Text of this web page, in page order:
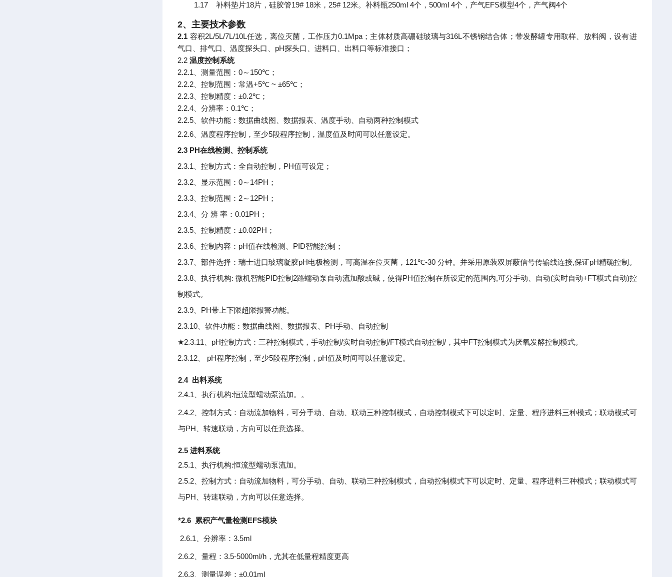
1.17 补料垫片18片，硅胶管19# 18米，25# 12米。补料瓶250ml 4个，500ml 4个，产气EFS模型4个，产气阀4个
2、主要技术参数
2.1 容积2L/5L/7L/10L任选，离位灭菌，工作压力0.1Mpa ；主体材质高硼硅玻璃与316L不锈钢结合体；带发酵罐专用取样、放料阀，设有进
气口、排气口、温度探头口、 pH探头口、进料口、出料口等标准接口；
2.2温度控制系统
2.2.1 、测量范围：0～ 150℃ ；
2.2.2 、控制范围：常温+5℃ ~ ±65℃ ；
2.2.3 、控制精度：±0.2℃ ；
2.2.4 、分辨率：0.1℃ ；
2.2.5 、软件功能：数据曲线图、数据报表、温度手动、自动两种控制模式
2.2.6 、温度程序控制，至少5段程序控制，温度值及时间可以任意设定。
2.3 PH在线检测、控制系统
2.3.1 、控制方式：全自动控制， PH值可设定；
2.3.2 、显示范围：0～ 14PH ；
2.3.3 、控制范围： 2～ 12PH ；
2.3.4 、分 辨 率：0.01PH ；
2.3.5 、控制精度：±0.02PH ；
2.3.6 、控制内容： pH值在线检测、 PID智能控制；
2.3.7 、部件选择：瑞士进口玻璃凝胶pH电极检测，可高温在位灭菌， 121℃-30分钟。并采用原装双屏蔽信号传输线连接,保证pH精确控制。
2.3.8 、执行机构: 微机智能PID控制 2路蠕动泵自动流加酸或碱，使得PH值控制在所设定的范围内,可分手动、自动(实时自动+FT模式自动)控
制模式。
2.3.9 PH带上下限超限报警功能。
2.3.10 、软件功能：数据曲线图、数据报表、 PH手动、自动控制
★2.3.11 pH控制方式：三种控制模式，手动控制/实时自动控制/FT模式自动控制/ ，其中FT控制模式为厌氧发酵控制模式。
2.3.12 pH程序控制，至少5段程序控制， pH值及时间可以任意设定。
2.4 出料系统
2.4.1 、执行机构:恒流型蠕动泵流加。。
2.4.2 、控制方式：自动流加物料，可分手动、自动、联动三种控制模式，自动控制模式下可以定时、定量、程序进料三种模式；联动模式可
与PH 、转速联动，方向可以任意选择。
2.5进料系统
2.5.1 、执行机构:恒流型蠕动泵流加。
2.5.2 、控制方式：自动流加物料，可分手动、自动、联动三种控制模式，自动控制模式下可以定时、定量、程序进料三种模式；联动模式可
与PH 、转速联动，方向可以任意选择。
*2.6 累积产气量检测 EFS模块
2.6.1、分辨率：3.5ml
2.6.2、量程：3.5-5000ml/h ，尤其在低量程精度更高
2.6.3、测量误差：±0.01ml